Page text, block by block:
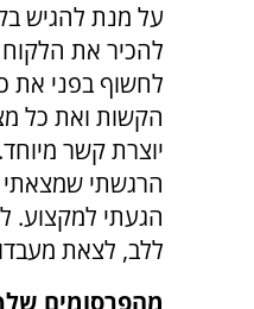
על מנת להגיש
להכיר את הלקוח
לחשוף בפני את
הקשות ואת כל
יוצרת קשר
הרגשתי שמצאתי
הגעתי למקצוע.
ללב, לצאת